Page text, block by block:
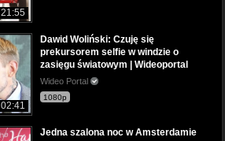
21:55
02:41
Dawid Woliński: Czuję się
prekursorem selfie w windzie o
zasięgu światowym | Wideoportal
Wideo Portal
1080p
Jedna szalona noc w Amsterdamie